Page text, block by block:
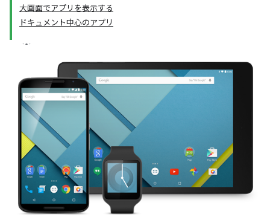
大画面でアプリを表示する
ドキュメント中心のアプリ